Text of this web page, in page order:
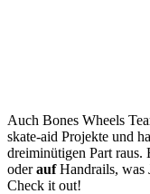
Auch Bones Wheels
skate-aid Projekte und
dreiminütigen Part raus.
oderaufHandrails, was
Check it out!